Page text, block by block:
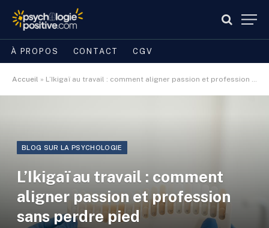
À PROPOS CONTACT CGV
Accueil » L’Ikigaï au travail : comment aligner passion et profession sans perdre pied
BLOG SUR LA PSYCHOLOGIE
L’Ikigaï au travail : comment
aligner passion et profession
sans perdre pied